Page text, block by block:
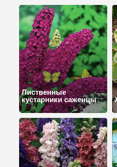
Лиственные
кустарники саженцы